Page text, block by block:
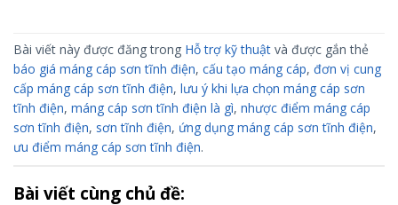
Bài viết này được đăng trong Hỗ trợ kỹ thuật và được gắn thẻ
báo giá máng cáp sơn tĩnh điện, cấu tạo máng cáp, đơn vị cung
cấp máng cáp sơn tĩnh điện, lưu ý khi lựa chọn máng cáp sơn
tĩnh điện, máng cáp sơn tĩnh điện là gì, nhược điểm máng cáp
sơn tĩnh điện, sơn tĩnh điện, ứng dụng máng cáp sơn tĩnh điện,
ưu điểm máng cáp sơn tĩnh điện.
Bài viết cùng chủ đề: